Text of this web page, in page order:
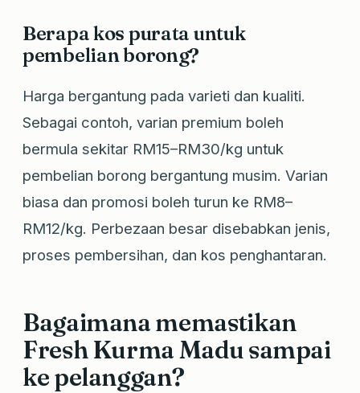
Berapa kos purata untuk
pembelian borong?
Harga bergantung pada varieti dan kualiti.
Sebagai contoh, varian premium boleh
bermula sekitar RM15–RM30/kg untuk
pembelian borong bergantung musim. Varian
biasa dan promosi boleh turun ke RM8–
RM12/kg. Perbezaan besar disebabkan jenis,
proses pembersihan, dan kos penghantaran.
Bagaimana memastikan
Fresh Kurma Madu sampai
ke pelanggan?